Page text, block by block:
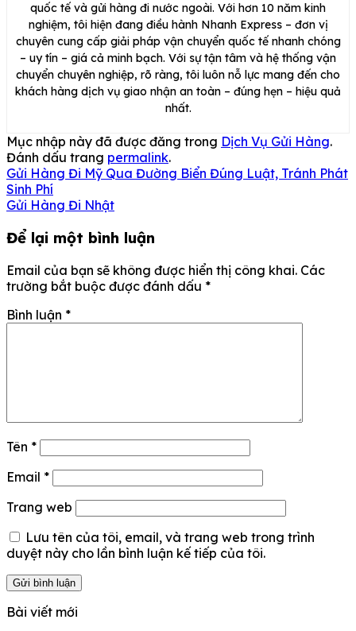
quốc tế và gửi hàng đi nước ngoài. Với hơn 10 năm kinh
nghiệm, tôi hiện đang điều hành Nhanh Express – đơn vị
chuyên cung cấp giải pháp vận chuyển quốc tế nhanh chóng
– uy tín – giá cả minh bạch. Với sự tận tâm và hệ thống vận
chuyển chuyên nghiệp, rõ ràng, tôi luôn nỗ lực mang đến cho
khách hàng dịch vụ giao nhận an toàn – đúng hẹn – hiệu quả
nhất.
Mục nhập này đã được đăng trong Dịch Vụ Gửi Hàng.
Đánh dấu trang permalink.
Gửi Hàng Đi Mỹ Qua Đường Biển Đúng Luật, Tránh Phát
Sinh Phí
Gửi Hàng Đi Nhật
Để lại một bình luận
Email của bạn sẽ không được hiển thị công khai. Các
trường bắt buộc được đánh dấu *
Bình luận *
Tên *
Email *
Trang web
Lưu tên của tôi, email, và trang web trong trình
duyệt này cho lần bình luận kế tiếp của tôi.
Bài viết mới